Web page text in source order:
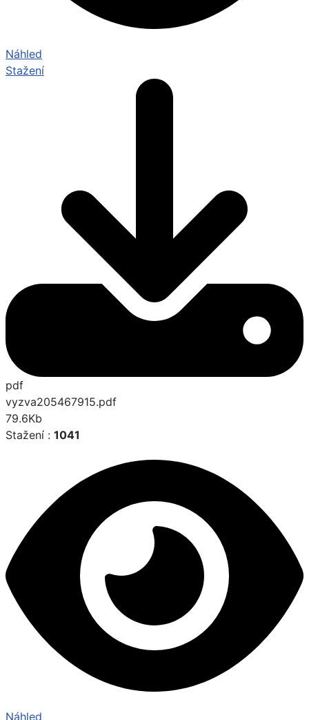
Náhled
Stažení
pdf
vyzva205467915.pdf
79.6Kb
Stažení : 1041
Náhled